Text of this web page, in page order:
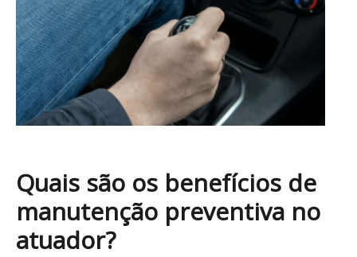
Quais são os benefícios de
manutenção preventiva no
atuador?